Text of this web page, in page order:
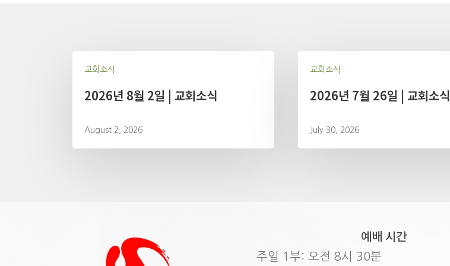
교회소식
2026년 8월 2일 | 교회소식
August 2, 2026
교회소식
2026년 7월 26일 | 교회소식
July 30, 2026
예배 시간
주일 1부: 오전 8시 30분